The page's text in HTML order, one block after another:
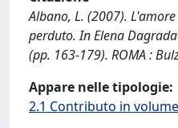
Albano, L. (2007).
perduto. In Elena
(pp. 163-179). ROMA :
Appare nelle tipologie:
2.1 Contributo in